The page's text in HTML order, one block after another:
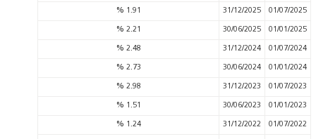
01/07/2025
31/12/2025
1.91
%
01/01/2025
30/06/2025
2.21
%
01/07/2024
31/12/2024
2.48
%
01/01/2024
30/06/2024
2.73
%
01/07/2023
31/12/2023
2.98
%
01/01/2023
30/06/2023
1.51
%
01/07/2022
31/12/2022
1.24
%